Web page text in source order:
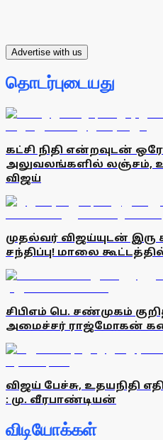
Advertise with us
தொடர்புடையது
கட்சி நிதி என்றவுடன்
அலுவலங்களில் லஞ்சம்,
விஜய்
முதல்வர் விஜய்யுடன்
சந்திப்பு! மாலை
சிபிஎம் பெ. சண்முகம்
அமைச்சர் ராஜ்மோகன்
விஜய் பேச்சு, உதயநிதி
: மு. வீரபாண்டியன்
விடியோக்கள்